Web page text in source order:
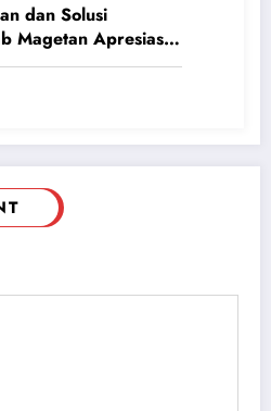
dan Solusi
Magetan Apresiasi